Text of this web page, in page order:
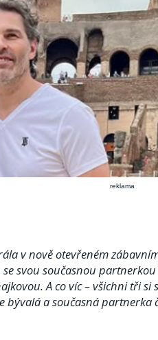
reklama
v nově otevřeném
svou současnou
A co víc – všichni tři si
bývalá a současná partnerka